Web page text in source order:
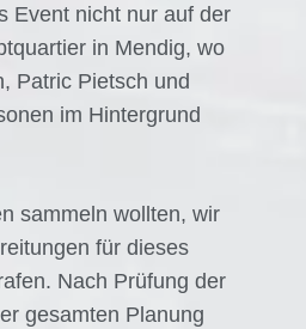
Event nicht nur auf der
in Mendig, wo
Patric Pietsch und
im Hintergrund
sammeln wollten, wir
für dieses
Nach Prüfung der
gesamten Planung